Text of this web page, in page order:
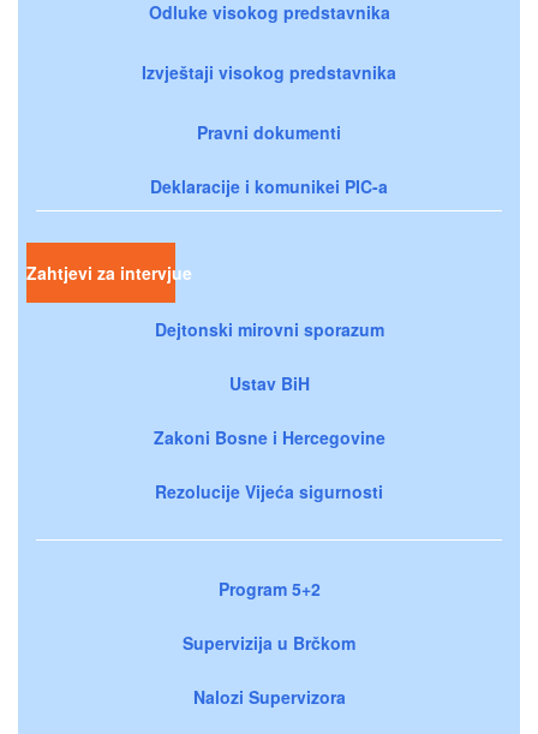
Odluke visokog predstavnika
Izvještaji visokog predstavnika
Pravni dokumenti
Deklaracije i komunikei PIC-a
Zahtjevi za intervjue
Dejtonski mirovni sporazum
Ustav BiH
Zakoni Bosne i Hercegovine
Rezolucije Vijeća sigurnosti
Program 5+2
Supervizija u Brčkom
Nalozi Supervizora